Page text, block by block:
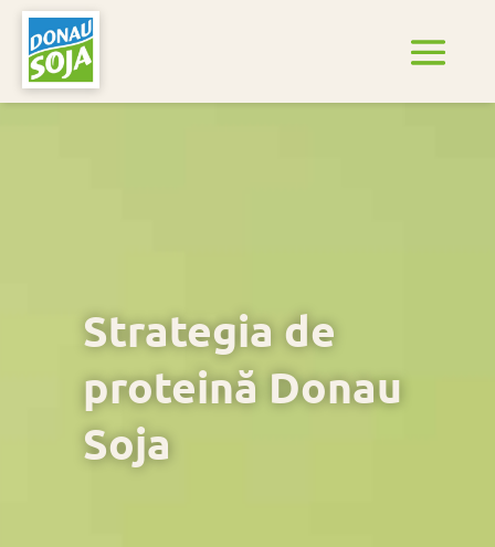
Strategia de
proteină Donau
Soja